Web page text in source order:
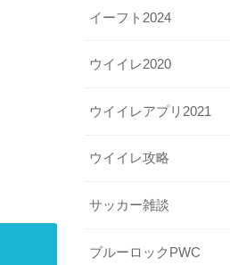
イーフト2024
ウイイレ2020
ウイイレアプリ2021
ウイイレ攻略
サッカー雑談
ブルーロックPWC